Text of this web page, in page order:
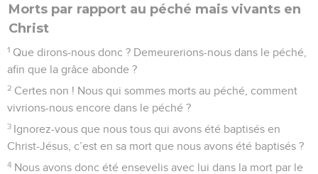
Morts par rapport au péché mais vivants en
Christ
1 Que dirons-nous donc ? Demeurerions-nous dans le péché,
afin que la grâce abonde ?
2 Certes non ! Nous qui sommes morts au péché, comment
vivrions-nous encore dans le péché ?
3 Ignorez-vous que nous tous qui avons été baptisés en
Christ-Jésus, c’est en sa mort que nous avons été baptisés ?
4 Nous avons donc été ensevelis avec lui dans la mort par le